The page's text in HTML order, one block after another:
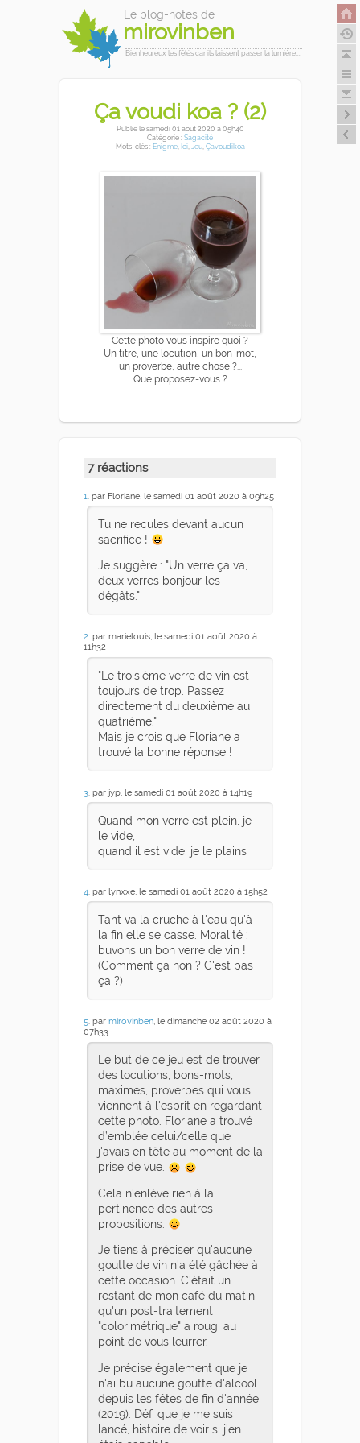
Le blog-notes de
mirovinben
Bienheureux les fêlés car ils laissent passer la lumière...
Ça voudi koa ? (2)
Publiéle samedi 01 août 2020 à 05h40
Catégorie : Sagacité
Mots-clés : Enigme, Ici, Jeu, Çavoudikoa
Cette photo vous inspire quoi ?
Un titre, une locution, un bon-mot,
un proverbe, autre chose ?...
Que proposez-vous ?
7 réactions
1. par Floriane, le samedi 01 août 2020 à 09h25
Tu ne recules devant aucun
sacrifice !
Je suggère : "Un verre ça va,
deux verres bonjour les
dégâts."
2. par marielouis, le samedi 01 août 2020 à
11h32
"Le troisième verre de vin est
toujours de trop. Passez
directement du deuxième au
quatrième."
Mais je crois que Floriane a
trouvé la bonne réponse !
3. par jyp, le samedi 01 août 2020 à 14h19
Quand mon verre est plein, je
le vide,
quand il est vide; je le plains
4. par lynxxe, le samedi 01 août 2020 à 15h52
Tant va la cruche à l'eau qu'à
la fin elle se casse. Moralité :
buvons un bon verre de vin !
(Comment ça non ? C'est pas
ça ?)
5. par mirovinben, le dimanche 02 août 2020 à
07h33
Le but de ce jeu est de trouver
des locutions, bons-mots,
maximes, proverbes qui vous
viennent à l'esprit en regardant
cette photo. Floriane a trouvé
d’emblée celui/celle que
j'avais en tête au moment de la
prise de vue.
Cela n'enlève rien à la
pertinence des autres
propositions.
Je tiens à préciser qu'aucune
goutte de vin n'a été gâchée à
cette occasion. C'était un
restant de mon café du matin
qu'un post-traitement
"colorimétrique" a rougi au
point de vous leurrer.
Je précise également que je
n'ai bu aucune goutte d'alcool
depuis les fêtes de fin d'année
(2019). Défi que je me suis
lancé, histoire de voir si j'en